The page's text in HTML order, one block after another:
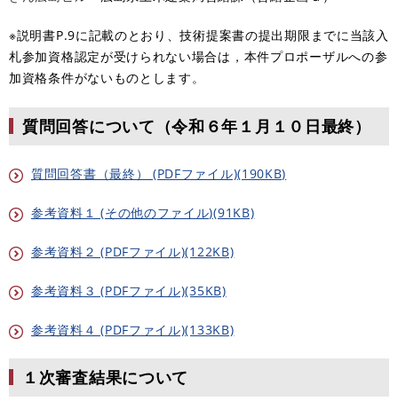
※説明書P.9に記載のとおり、技術提案書の提出期限までに当該入
札参加資格認定が受けられない場合は，本件プロポーザルへの参
加資格条件がないものとします。
質問回答について（令和６年１月１０日最終）
質問回答書（最終） (PDFファイル)(190KB)
参考資料１ (その他のファイル)(91KB)
参考資料２ (PDFファイル)(122KB)
参考資料３ (PDFファイル)(35KB)
参考資料４ (PDFファイル)(133KB)
１次審査結果について